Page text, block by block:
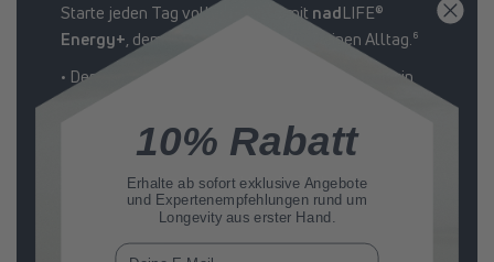
Starte jeden Tag voller Energie mit nadLIFE®
Energy+, dem Energie-Booster für Deinen Alltag.⁶
• Der Energie-Booster für Deinen Alltag mit Niacin
• Unterstützt die Zellregeneration und liefert
zusätzliche Energie¹ ⁶
• Schnelle Aufnahme direkt in die Zellen
• Fördert körperliche und geistige
10% Rabatt
Erhalte ab sofortexklusive Angebote
und Expertenempfehlungen rund um
Longevity aus erster Hand.
E-Mail